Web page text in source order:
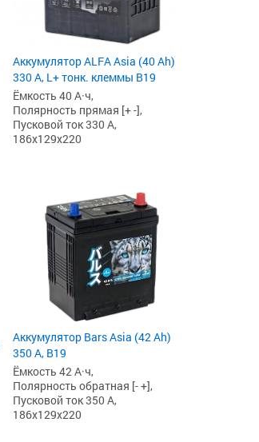
Аккумулятор ALFA Asia (40 Ah)
330 А, L+ тонк. клеммы B19
Ёмкость 40 А·ч,
Полярность прямая [+ -],
Пусковой ток 330 А,
186x129x220
Аккумулятор Bars Asia (42 Ah)
350 А, B19
Ёмкость 42 А·ч,
Полярность обратная [- +],
Пусковой ток 350 А,
186x129x220